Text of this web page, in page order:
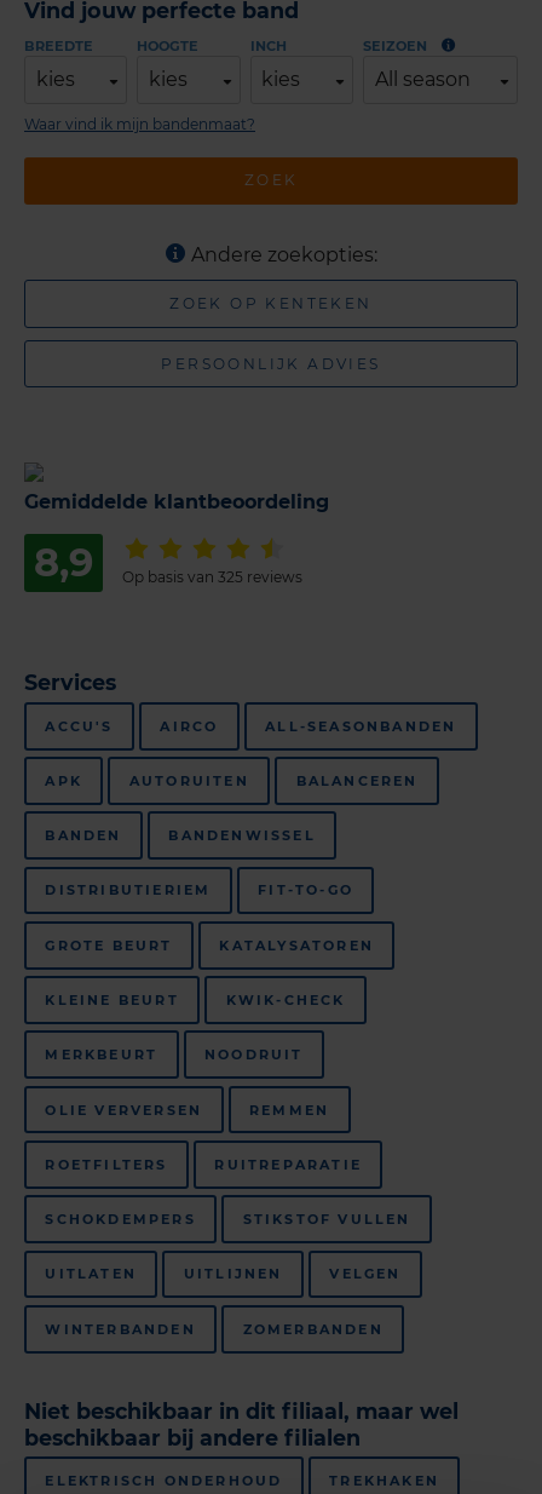
Vind jouw perfecte band
Waar vind ik mijn bandenmaat?
BREEDTE
kies
HOOGTE
kies
INCH
kies
SEIZOEN
All season
ZOEK
Andere zoekopties:
ZOEK OP KENTEKEN
PERSOONLIJK ADVIES
Gemiddelde klantbeoordeling
8,9 Op basis van 325 reviews
Services
ACCU'S AIRCO ALL-SEASONBANDEN
APK AUTORUITEN BALANCEREN
BANDEN BANDENWISSEL
DISTRIBUTIERIEM FIT-TO-GO
GROTE BEURT KATALYSATOREN
KLEINE BEURT KWIK-CHECK
MERKBEURT NOODRUIT
OLIE VERVERSEN REMMEN
ROETFILTERS RUITREPARATIE
SCHOKDEMPERS STIKSTOF VULLEN
UITLATEN UITLIJNEN VELGEN
WINTERBANDEN ZOMERBANDEN
Niet beschikbaar in dit filiaal, maar wel
beschikbaar bij andere filialen
ELEKTRISCH ONDERHOUD TREKHAKEN